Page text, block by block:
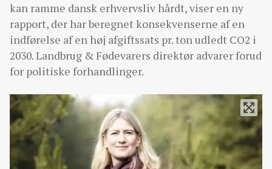
kan ramme dansk erhvervsliv hårdt, viser en ny
rapport, der har beregnet konsekvenserne af en
indførelse af en høj afgiftssats pr. ton udledt CO2 i
2030. Landbrug & Fødevarers direktør advarer forud
for politiske forhandlinger.